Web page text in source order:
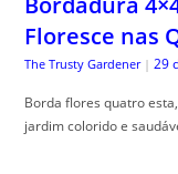
Floresce nas
The Trusty Gardener | 29
Borda flores quatro
jardim colorido e